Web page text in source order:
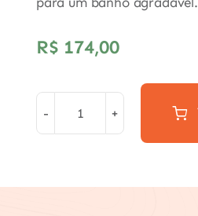
R$ 174,00
Chuveiro
Multitemperatura
Lorenzetti